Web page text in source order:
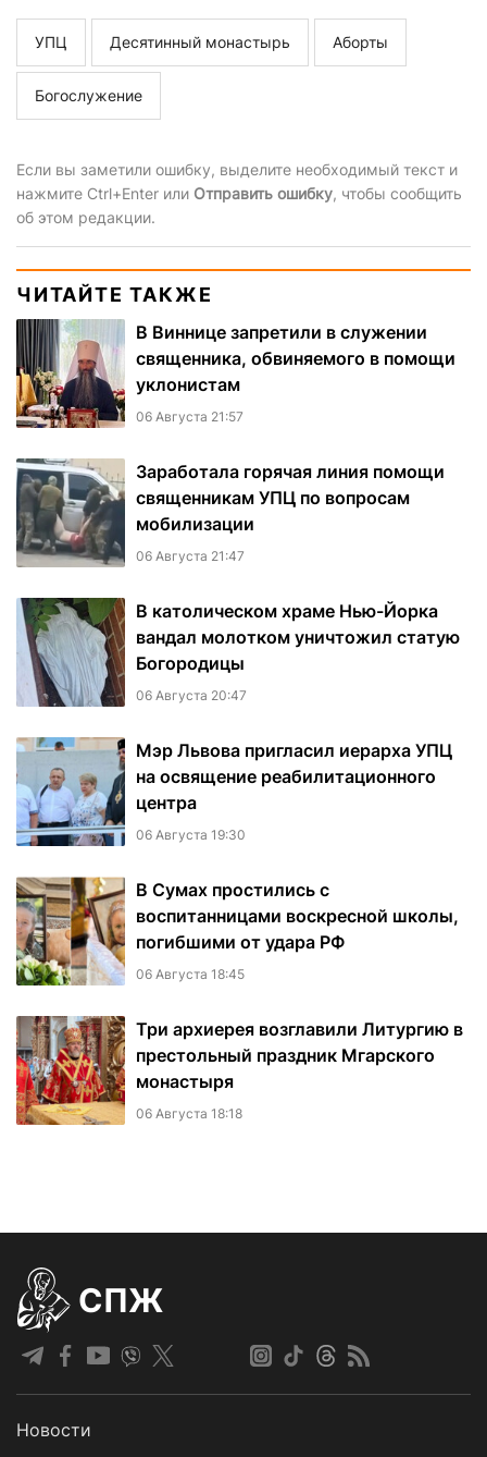
УПЦ Десятинный монастырь Аборты
Богослужение
Если вы заметили ошибку, выделите необходимый текст и
нажмите Ctrl+Enter или Отправить ошибку, чтобы сообщить
об этом редакции.
ЧИТАЙТЕ ТАКЖЕ
В Виннице запретили в служении
священника, обвиняемого в помощи
уклонистам
06 Августа 21:57
Заработала горячая линия помощи
священникам УПЦ по вопросам
мобилизации
06 Августа 21:47
В католическом храме Нью-Йорка
вандал молотком уничтожил статую
Богородицы
06 Августа 20:47
Мэр Львова пригласил иерарха УПЦ
на освящение реабилитационного
центра
06 Августа 19:30
В Сумах простились с
воспитанницами воскресной школы,
погибшими от удара РФ
06 Августа 18:45
Три архиерея возглавили Литургию в
престольный праздник Мгарского
монастыря
06 Августа 18:18
СПЖ
Новости